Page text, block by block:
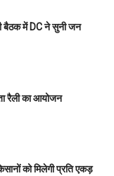
बैठक में DC ने सुनी जन
रैली का आयोजन
को मिलेगी प्रति एकड़